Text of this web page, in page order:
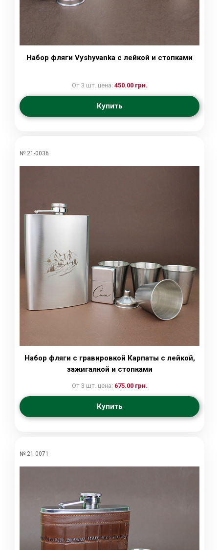
Набор фляги Vyshyvanka с лейкой и стопками
От 3 шт. цена: 450.00 грн.
Купить
№ 21-0036
Набор фляги с гравировкой Карпаты с лейкой,
зажигалкой и стопками
От 3 шт. цена: 675.00 грн.
Купить
№ 21-0071